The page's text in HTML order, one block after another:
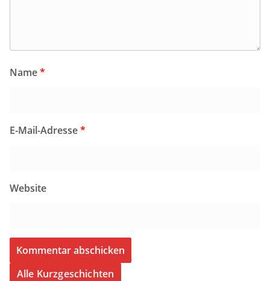
Name*
E-Mail-Adresse*
Website
Alle Kurzgeschichten